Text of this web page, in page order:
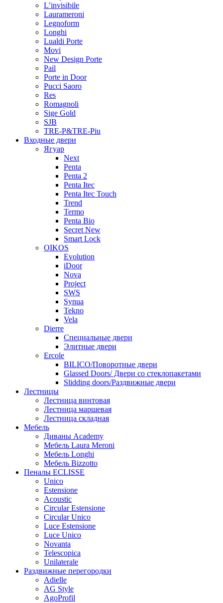
L’invisibile
Laurameroni
Legnoform
Longhi
Lualdi Porte
Movi
New Design Porte
Pail
Porte in Door
Pucci Saoro
Res
Romagnoli
Sige Gold
SJB
TRE-P&TRE-Piu
Входные двери
Ягуар
Next
Penta
Penta 2
Penta Itec
Penta Itec Touch
Trend
Termo
Penta Bio
Secret New
Smart Lock
OIKOS
Evolution
iDoor
Nova
Project
SWS
Synua
Tekno
Vela
Dierre
Специальные двери
Элитные двери
Ercole
BILICO/Поворотные двери
Glassed Doors/ Двери со стеклопакетами
Slidding doors/Раздвижные двери
Лестницы
Лестница винтовая
Лестница маршевая
Лестница складная
Мебель
Диваны Academy
Мебель Laura Meroni
Мебель Longhi
Мебель Bizzotto
Пеналы ECLISSE
Unico
Estensione
Acoustic
Circular Estensione
Circular Unico
Luce Estensione
Luce Unico
Novanta
Telescopica
Unilaterale
Раздвижные перегородки
Adielle
AG Style
AgoProfil